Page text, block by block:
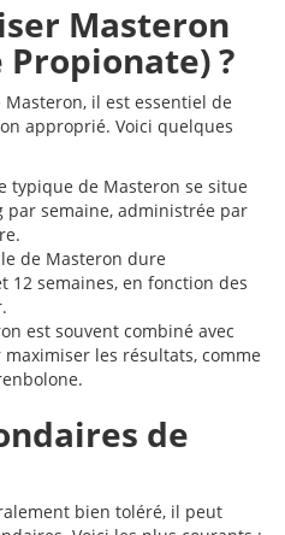
Masteron
?
il est essentiel de
approprié. Voici quelques
typique de Masteron se situe
par semaine, administrée par
de Masteron dure
12 semaines, en fonction des
est souvent combiné avec
les résultats, comme
de
bien toléré, il peut